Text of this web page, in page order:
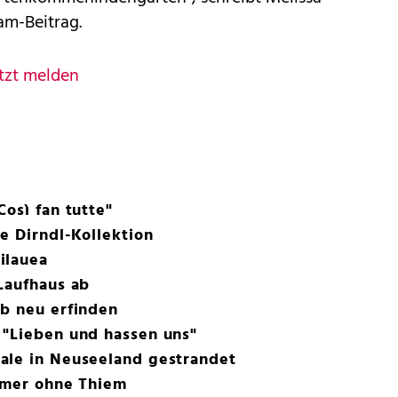
Beitrag.
melden
fan tutte"
Dirndl-Kollektion
ab
neu erfinden
und hassen uns"
in Neuseeland gestrandet
ohne Thiem